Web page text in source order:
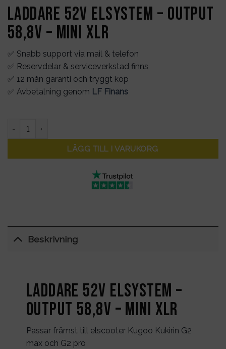
Laddare 52V elsystem – output
58,8V – mini XLR
✅ Snabb support via mail & telefon
✅ Reservdelar & serviceverkstad finns
✅ 12 mån garanti och tryggt köp
✅ Avbetalning genom LF Finans
Laddare 52V elsystem - output 58,8V - mini XLR mängd
LÄGG TILL I VARUKORG
Beskrivning
Laddare 52V elsystem –
output 58,8V – mini XLR
Passar främst till elscooter Kugoo Kukirin G2
max och G2 pro